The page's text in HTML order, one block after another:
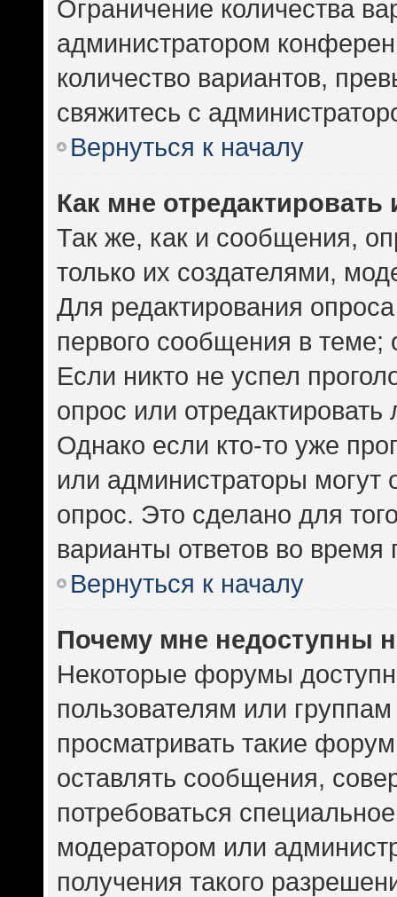
Ограничение количества
администратором
количество вариантов,
свяжитесь с
Вернуться к началу
Как мне
Так же, как и сообщения,
только их создателями,
Для редактирования
первого сообщения в теме;
Если никто не успел
опрос или
Однако если кто-то уже
или администраторы могут
опрос. Это сделано для
варианты ответов во время
Вернуться к началу
Почему мне недоступны
Некоторые форумы
пользователям или
просматривать такие
оставлять сообщения,
потребоваться
модератором или
получения такого